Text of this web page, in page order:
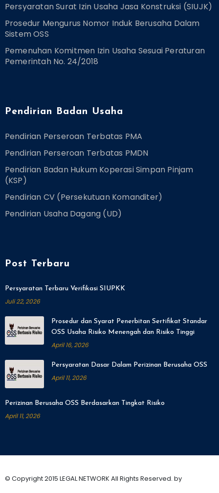
Persyaratan Surat Izin Usaha Jasa Konstruksi (SIUJK)
Prosedur Mengurus Nomor Induk Berusaha Dalam
Sistem OSS
Pemenuhan Komitmen Izin Usaha Sesuai Peraturan
Pemerintah No. 24/2018
Pendirian Badan Usaha
Pendirian Perseroan Terbatas PMA
Pendirian Perseroan Terbatas PMDN
Pendirian Badan Hukum Koperasi Simpan Pinjam
(KSP)
Pendirian CV (Persekutuan Komanditer)
Pendirian Usaha Dagang (UD)
Post Terbaru
Persyaratan Terbaru Verifikasi SIUPKK
Juli 22, 2026
Prosedur dan Syarat Penerbitan Sertifikat Standar
OSS Usaha Risiko Menengah dan Risiko Tinggi
April 16, 2026
Persyaratan Dasar Dalam Perizinan Berusaha OSS
April 11, 2026
Perizinan Berusaha OSS Berdasarkan Tingkat Risiko
April 11, 2026
© Copyright 2015 LEGAL NETWORK All Rights Reserved. by